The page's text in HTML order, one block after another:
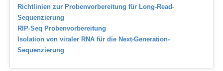
Richtlinien zur Probenvorbereitung für Long-Read-
Sequenzierung
RIP-Seq Probenvorbereitung
Isolation von viraler RNA für die Next-Generation-
Sequenzierung